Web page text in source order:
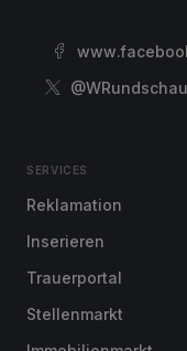
@WRundschau
SERVICES
Reklamation
Inserieren
Trauerportal
Stellenmarkt